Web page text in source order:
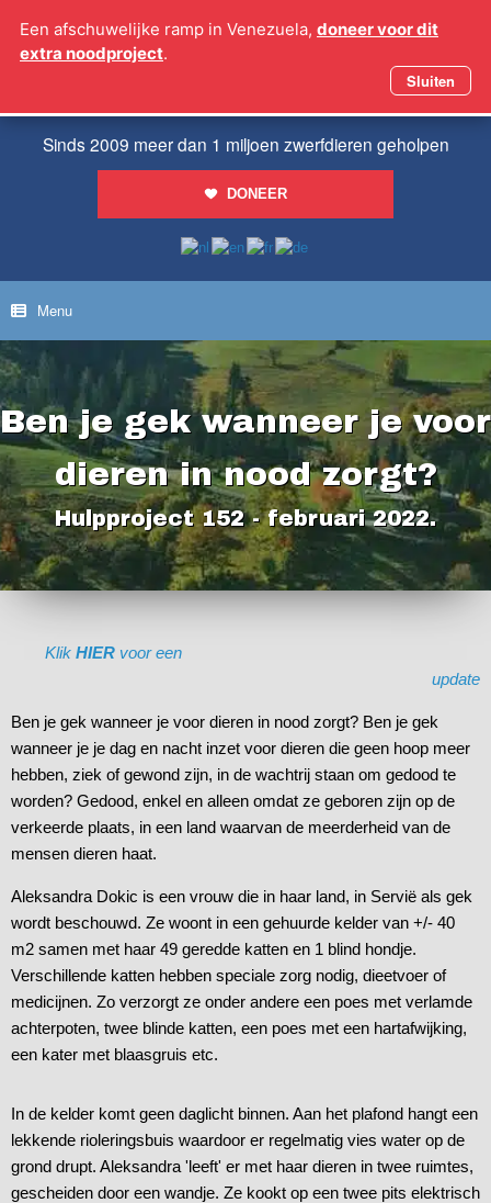
naar
Sinds 2009 meer dan 1 miljoen zwerfdieren geholpen
DONEER
Menu
Ben je gek wanneer je voor
dieren in nood zorgt?
Hulpproject 152 - februari 2022.
Klik HIERvoor een
update
Ben je gek wanneer je voor dieren in nood zorgt? Ben je gek
wanneer je je dag en nacht inzet voor dieren die geen hoop meer
hebben, ziek of gewond zijn, in de wachtrij staan om gedood te
worden? Gedood, enkel en alleen omdat ze geboren zijn op de
verkeerde plaats, in een land waarvan de meerderheid van de
mensen dieren haat.
Aleksandra Dokic is een vrouw die in haar land, in Servië als gek
wordt beschouwd. Ze woont in een gehuurde kelder van +/- 40
m2 samen met haar 49 geredde katten en 1 blind hondje.
Verschillende katten hebben speciale zorg nodig, dieetvoer of
medicijnen. Zo verzorgt ze onder andere een poes met verlamde
achterpoten, twee blinde katten, een poes met een hartafwijking,
een kater met blaasgruis etc.
In de kelder komt geen daglicht binnen. Aan het plafond hangt een
lekkende rioleringsbuis waardoor er regelmatig vies water op de
grond drupt. Aleksandra 'leeft' er met haar dieren in twee ruimtes,
gescheiden door een wandje. Ze kookt op een twee pits elektrisch
Een afschuwelijke ramp in Venezuela, doneer voor dit
extra noodproject.
Sluiten